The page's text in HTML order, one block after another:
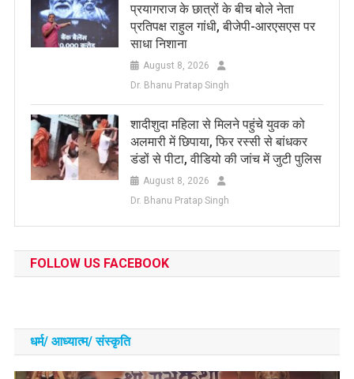
प्रयागराज के छात्रों के बीच बोले नेता
प्रतिपक्ष राहुल गांधी, बीजेपी-आरएसएस पर
साधा निशाना
August 8, 2026
Dr. Bhanu Pratap Singh
शादीशुदा महिला से मिलने पहुंचे युवक को
अलमारी में छिपाया, फिर रस्सी से बांधकर
डंडों से पीटा, वीडियो की जांच में जुटी पुलिस
August 8, 2026
Dr. Bhanu Pratap Singh
FOLLOW US FACEBOOK
धर्म/ आध्‍यात्‍म/ संस्‍कृति